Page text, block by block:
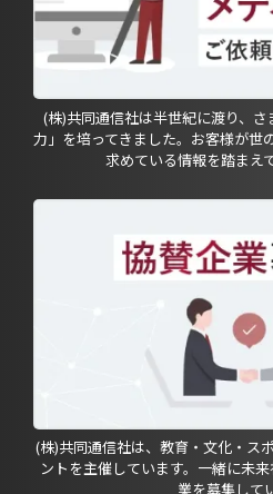
(株)共同通信社は半世紀に渡り、
力」を培ってきました。お客様が世
求めている情報を踏まえ
(株)共同通信社は、教育・文化・ス
ントを主催しています。一緒に未
業を募集して